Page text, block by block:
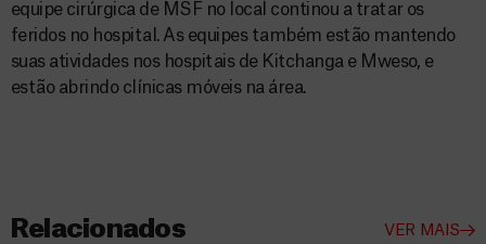
equipe cirúrgica de MSF no local continou a tratar os
feridos no hospital. As equipes também estão mantendo
suas atividades nos hospitais de Kitchanga e Mweso, e
estão abrindo clínicas móveis na área.
Relacionados VER MAIS